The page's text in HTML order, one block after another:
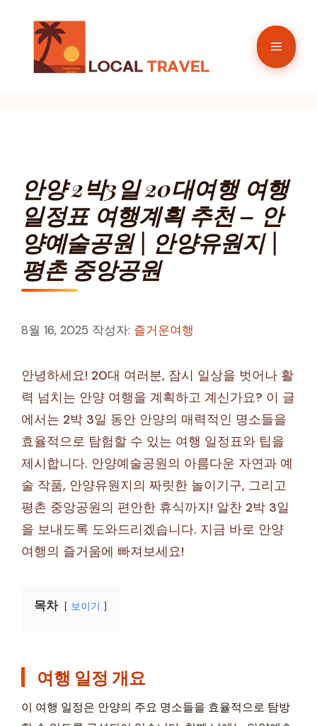
메
안양 2박3일 20대여행 여행
일정표 여행계획 추천 – 안
양예술공원 | 안양유원지 |
평촌 중앙공원
8월 16, 2025 작성자: 즐거운여행
안녕하세요! 20대 여러분, 잠시 일상을 벗어나 활
력 넘치는 안양 여행을 계획하고 계신가요? 이 글
에서는 2박 3일 동안 안양의 매력적인 명소들을
효율적으로 탐험할 수 있는 여행 일정표와 팁을
제시합니다. 안양예술공원의 아름다운 자연과 예
술 작품, 안양유원지의 짜릿한 놀이기구, 그리고
평촌 중앙공원의 편안한 휴식까지! 알찬 2박 3일
을 보내도록 도와드리겠습니다. 지금 바로 안양
여행의 즐거움에 빠져보세요!
목차 보이기
여행 일정 개요
이 여행 일정은 안양의 주요 명소들을 효율적으로 탐방